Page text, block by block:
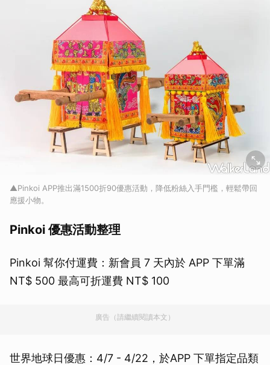
▲Pinkoi APP推出滿1500折90優惠活動，降低粉絲入手門檻，輕鬆帶回
應援小物。
Pinkoi 優惠活動整理
Pinkoi 幫你付運費：新會員 7 天內於 APP 下單滿
NT$ 500 最高可折運費 NT$ 100
廣告（請繼續閱讀本文）
世界地球日優惠：4/7 - 4/22，於APP 下單指定品類